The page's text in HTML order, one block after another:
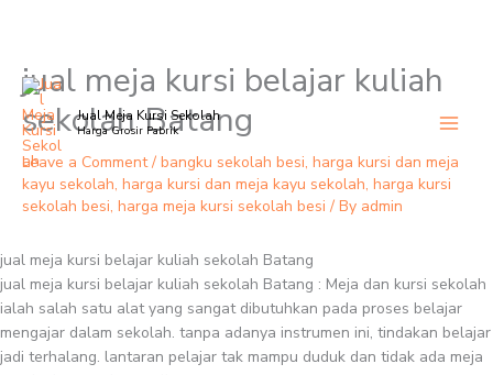
Skip
content
Jual Meja Kursi Sekolah
Harga Grosir Pabrik
jual meja kursi belajar kuliah
sekolah Batang
Leave a Comment / bangku sekolah besi, harga kursi dan meja
kayu sekolah, harga kursi dan meja kayu sekolah, harga kursi
sekolah besi, harga meja kursi sekolah besi / By admin
jual meja kursi belajar kuliah sekolah Batang
jual meja kursi belajar kuliah sekolah Batang : Meja dan kursi sekolah
ialah salah satu alat yang sangat dibutuhkan pada proses belajar
mengajar dalam sekolah. tanpa adanya instrumen ini, tindakan belajar
jadi terhalang. lantaran pelajar tak mampu duduk dan tidak ada meja